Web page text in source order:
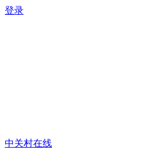
登录
中关村在线